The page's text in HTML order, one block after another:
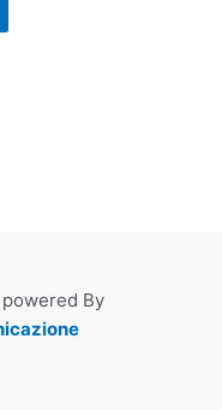
By